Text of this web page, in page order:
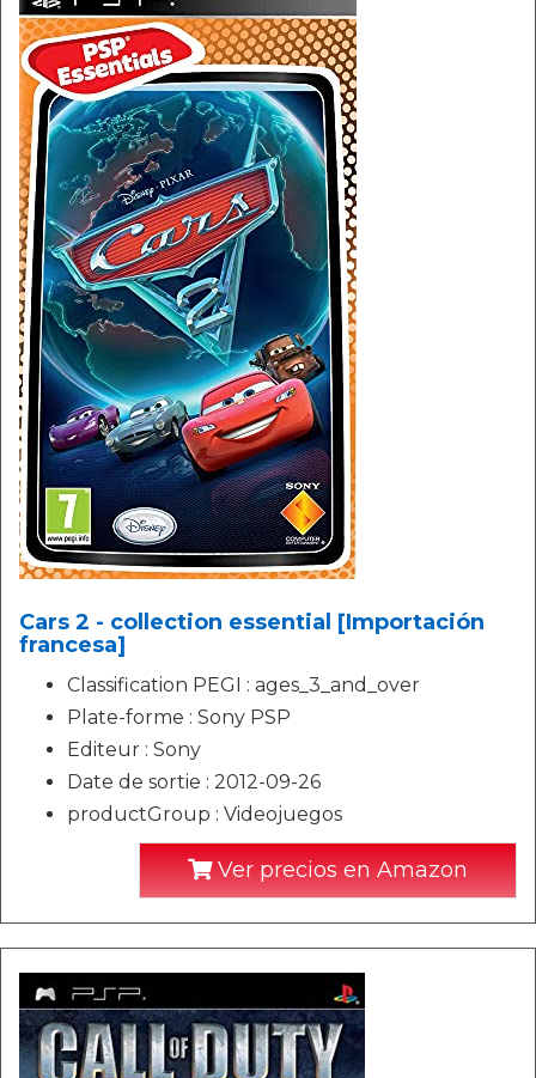
Cars 2 - collection essential [Importación
francesa]
Classification PEGI : ages_3_and_over
Plate-forme : Sony PSP
Editeur : Sony
Date de sortie : 2012-09-26
productGroup : Videojuegos
Ver precios en Amazon